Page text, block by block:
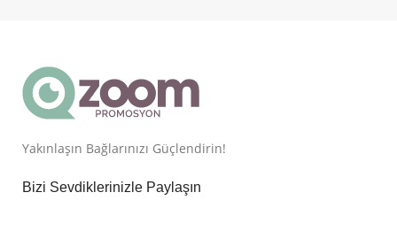
Yakınlaşın Bağlarınızı Güçlendirin!
Bizi Sevdiklerinizle Paylaşın